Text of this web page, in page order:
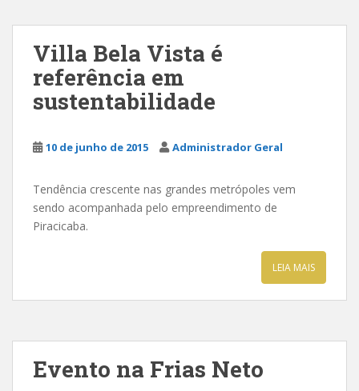
Villa Bela Vista é
referência em
sustentabilidade
10 de junho de 2015 Administrador Geral
Tendência crescente nas grandes metrópoles vem
sendo acompanhada pelo empreendimento de
Piracicaba.
LEIA MAIS
Evento na Frias Neto